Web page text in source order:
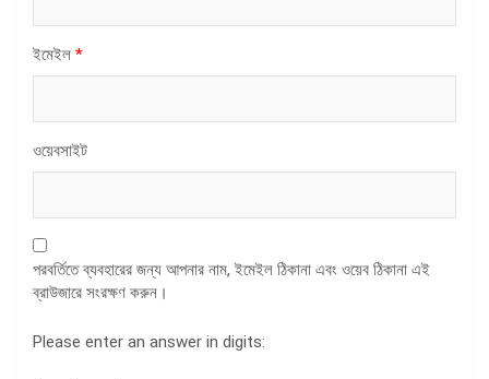
ইমেইল *
ওয়েবসাইট
পরবর্তিতে ব্যবহারের জন্য আপনার নাম, ইমেইল ঠিকানা এবং ওয়েব ঠিকানা এই
ব্রাউজারে সংরক্ষণ করুন।
Please enter an answer in digits: